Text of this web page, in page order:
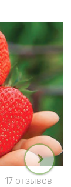
17 отзывов